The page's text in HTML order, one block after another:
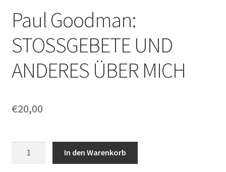
Paul Goodman:
STOSSGEBETE UND
ANDERES ÜBER MICH
€20,00
In den Warenkorb